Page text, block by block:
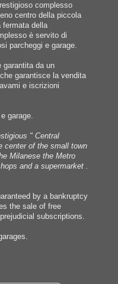
complesso
centro della piccola
fermata della
è servito di
parcheggi e garage.
garantita da un
garantisce la vendita
e iscrizioni
garage.
" Central
center of the small town
Milanese the Metro
and a supermarket .
by a bankruptcy
the sale of free
subscriptions.